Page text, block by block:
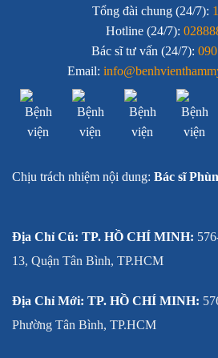
Tổng đài chung (24/7):
Hotline (24/7):
Bác sĩ tư vấn (24/7):
Email:
Chịu trách nhiệm nội dung: Bác sĩ
Địa Chỉ Cũ: TP. HỒ CHÍ MINH:
13, Quận Tân Bình, TP.HCM
Địa Chỉ Mới: TP. HỒ CHÍ MINH:
Phường Tân Bình, TP.HCM